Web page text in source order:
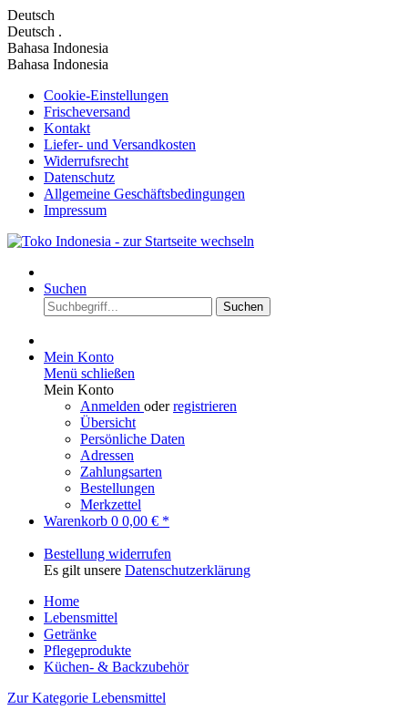
Deutsch
Deutsch .
Bahasa Indonesia
Bahasa Indonesia
Cookie-Einstellungen
Frischeversand
Kontakt
Liefer- und Versandkosten
Widerrufsrecht
Datenschutz
Allgemeine Geschäftsbedingungen
Impressum
Suchen
Suchen
Mein Konto
Menü schließen
Mein Konto
Anmelden oderregistrieren
Übersicht
Persönliche Daten
Adressen
Zahlungsarten
Bestellungen
Merkzettel
Warenkorb 0 0,00 € *
Bestellung widerrufen
Es gilt unsere Datenschutzerklärung
Home
Lebensmittel
Getränke
Pflegeprodukte
Küchen- & Backzubehör
Zur Kategorie Lebensmittel